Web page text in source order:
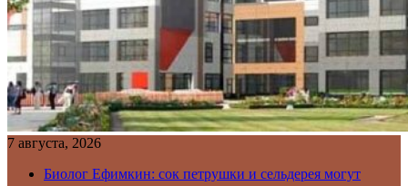
7 августа, 2026
Биолог Ефимкин: сок петрушки и сельдерея могут